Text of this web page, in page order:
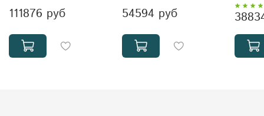
111876 руб 54594 руб